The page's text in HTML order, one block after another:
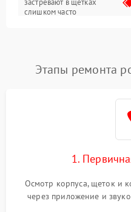
Программные сбои
застревают в щетках
слишком часто
Этапы ремонта
1.
Осмотр корпуса, щеток и
через приложение и
аккумулятора и